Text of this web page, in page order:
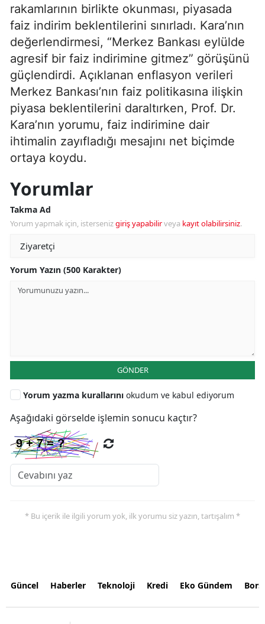
rakamlarının birlikte okunması, piyasada
faiz indirim beklentilerini sınırladı. Kara’nın
değerlendirmesi, “Merkez Bankası eylülde
agresif bir faiz indirimine gitmez” görüşünü
güçlendirdi. Açıklanan enflasyon verileri
Merkez Bankası’nın faiz politikasına ilişkin
piyasa beklentilerini daraltırken, Prof. Dr.
Kara’nın yorumu, faiz indirimine dair
ihtimalin zayıfladığı mesajını net biçimde
ortaya koydu.
Yorumlar
Takma Ad
Yorum yapmak için, istersenizgiriş yapabilirveya kayıt olabilirsiniz.
Yorum Yazın (500 Karakter)
GÖNDER
Yorum yazma kurallarını okudum ve kabul ediyorum
Aşağıdaki görselde işlemin sonucu kaçtır?
* Bu içerik ile ilgili yorum yok, ilk yorumu siz yazın, tartışalım *
Güncel Haberler Teknoloji Kredi Eko Gündem